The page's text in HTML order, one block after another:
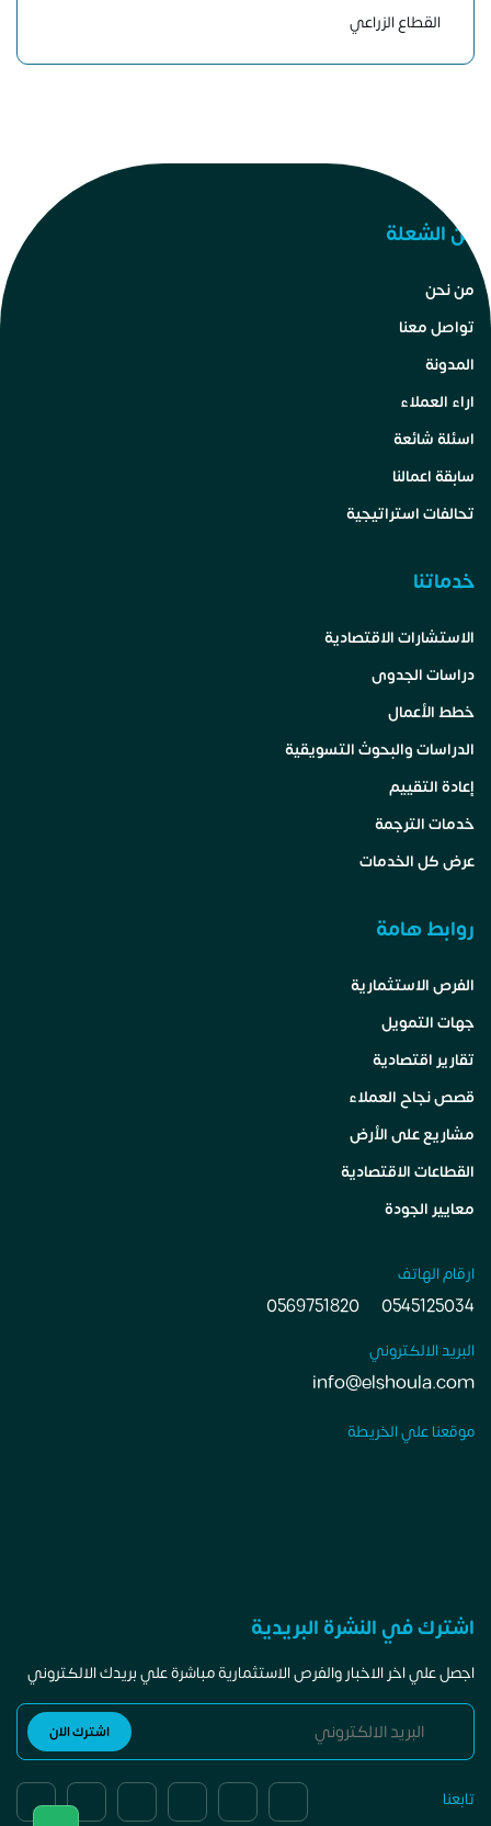
القطاع الزراعي
عن الشعلة
من نحن
تواصل معنا
المدونة
اراء العملاء
اسئلة شائعة
سابقة اعمالنا
تحالفات استراتيجية
خدماتنا
الاستشارات الاقتصادية
دراسات الجدوى
خطط الأعمال
الدراسات والبحوث التسويقية
إعادة التقييم
خدمات الترجمة
عرض كل الخدمات
روابط هامة
الفرص الاستثمارية
جهات التمويل
تقارير اقتصادية
قصص نجاح العملاء
مشاريع على الأرض
القطاعات الاقتصادية
معايير الجودة
ارقام الهاتف
0545125034
0569751820
البريد الالكتروني
info@elshoula.com
موقعنا علي الخريطة
اشترك في النشرة البريدية
اجصل علي اخر الاخبار والفرص الاستثمارية مباشرة علي بريدك الالكتروني
تابعنا